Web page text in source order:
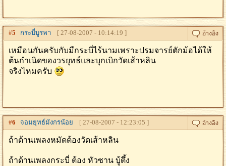
#5 กระบี่บูรพา [ 27-08-2007 - 10:14:19 ]
เหมือนกันครับกับมืกระบี่ไร้นามเพราะปรมจารย์ตักม้อได้ให้
ต้นกำเนิดของวรยุทธ์และบุกเบิกวัดเส้าหลิน
จริงไหมครับ
#6 จอมยุทธ์มังกรน้อย [ 27-08-2007 - 12:23:05 ]
ถ้าด้านเพลงหมัดต้องวัดเส้าหลิน
ถ้าด้านเพลงกระบี่ ต้อง หัวซาน บู้ตึ้ง